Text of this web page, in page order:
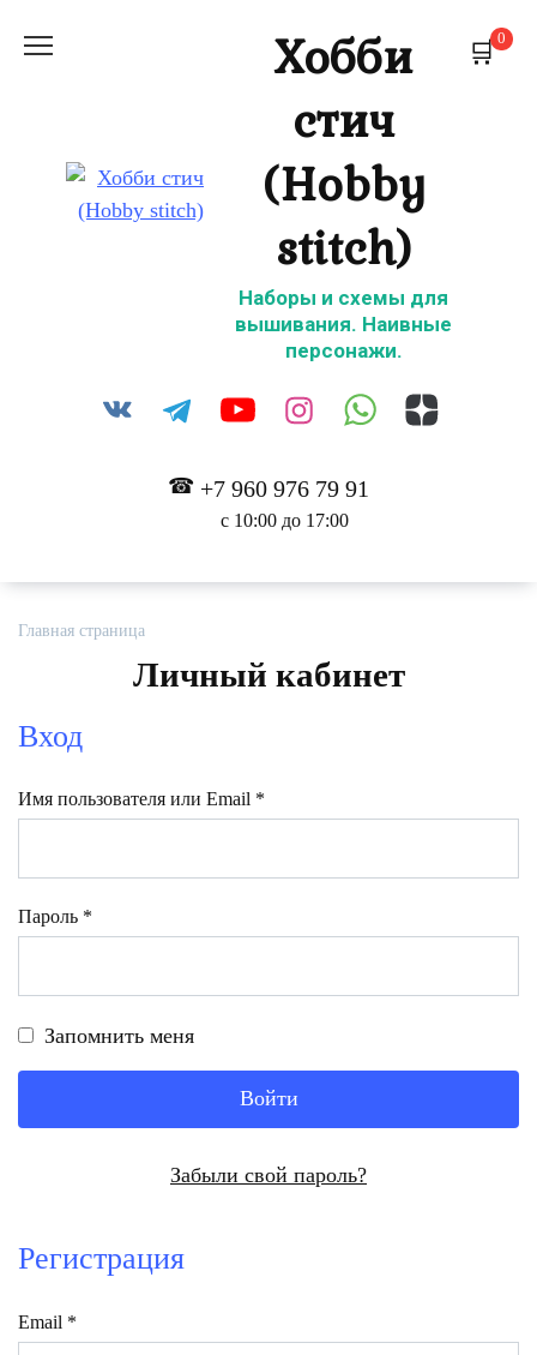
Хобби
стич
(Hobby
stitch)
Наборы и схемы для
вышивания. Наивные
персонажи.
+7 960 976 79 91
с 10:00 до 17:00
0
Главная страница
Личный кабинет
Вход
Имя пользователя или Email *
Пароль *
Запомнить меня
Войти
Забыли свой пароль?
Регистрация
Email *